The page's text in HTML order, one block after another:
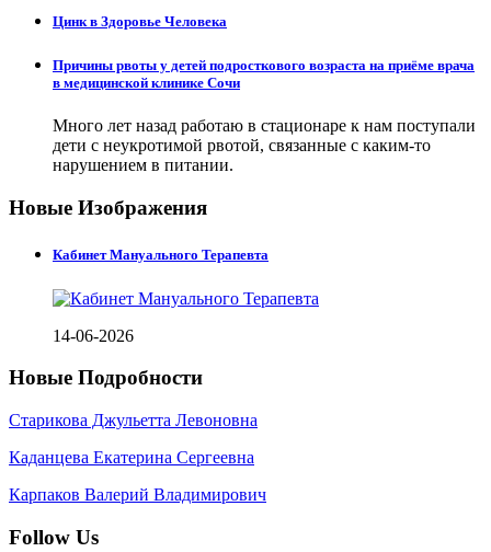
Цинк в Здоровье Человека
Причины рвоты у детей подросткового возраста на приёме врача
в медицинской клинике Сочи
Много лет назад работаю в стационаре к нам поступали
дети с неукротимой рвотой, связанные с каким-то
нарушением в питании.
Новые Изображения
Кабинет Мануального Терапевта
14-06-2026
Новые Подробности
Старикова Джульетта Левоновна
Каданцева Екатерина Сергеевна
Карпаков Валерий Владимирович
Follow Us